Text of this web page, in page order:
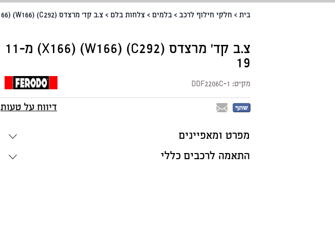
בית > חלקי חילוף לרכב >בלמים > צלחות בלם > צ.ב קד' מרצדס (C292) (W166) (X166) מ11-19
צ.ב קד' מרצדס (C292) (W166) (X166) מ11-
19
מק"ט: DDF2206C-1
שתף דיווח על טעות
מפרט ומאפיינים
התאמה לרכבים כללי